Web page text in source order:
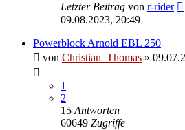
Letzter Beitrag von r-rider
09.08.2023, 20:49
Powerblock Arnold EBL 250
von Christian_Thomas »
1
2
15Antworten
60649 Zugriffe